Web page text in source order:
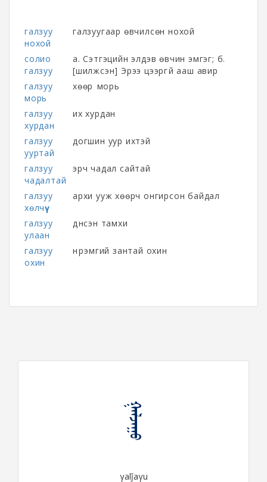
галзуу
нохой
галзуугаар өвчилсөн нохой
солио
галзуу
а. Сэтгэцийн элдэв өвчин эмгэг; б.
[шилжсэн] Эрээ цээргүй ааш авир
галзуу
морь
хөөрүү морь
галзуу
хурдан
их хурдан
галзуу
ууртай
догшин уур ихтэй
галзуу
чадалтай
эрч чадал сайтай
галзуу
хөлчүү
архи ууж хөөрч онгирсон байдал
галзуу
улаан
дүнсэн тамхи
галзуу
охин
нүүрэмгий зантай охин
ᠭᠠᠯᠵᠠᠭᠤ
γalǰaγu